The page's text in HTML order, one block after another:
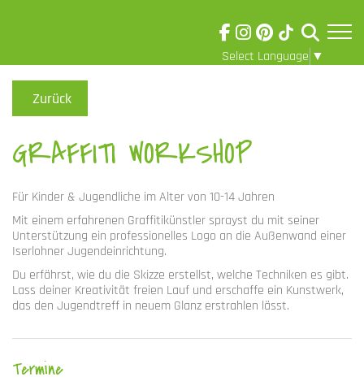
öffnen.
Select Language ▼
Zurück
GRAFFITI WORKSHOP
Für Kinder & Jugendliche im Alter von 10-14 Jahren
Mit einem erfahrenen Graffitikünstler sprayst du mit seiner
Unterstützung ein professionelles Logo an die Außenwand einer
Iserlohner Jugendeinrichtung.
Du erfährst, wie du die Skizze erstellst, welche Techniken es gibt.
Lass deiner Kreativität freien Lauf und erschaffe ein Kunstwerk,
das den Jugendtreff in neuem Glanz erstrahlen lässt.
Termine